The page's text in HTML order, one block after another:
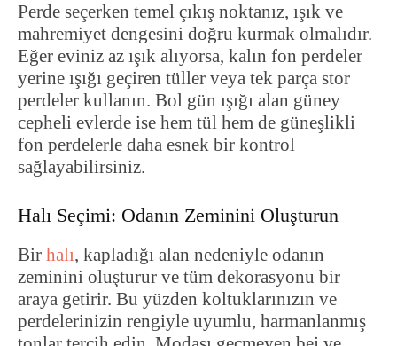
Perde seçerken temel çıkış noktanız, ışık ve
mahremiyet dengesini doğru kurmak olmalıdır.
Eğer eviniz az ışık alıyorsa, kalın fon perdeler
yerine ışığı geçiren tüller veya tek parça stor
perdeler kullanın. Bol gün ışığı alan güney
cepheli evlerde ise hem tül hem de güneşlikli
fon perdelerle daha esnek bir kontrol
sağlayabilirsiniz.
Halı Seçimi: Odanın Zeminini Oluşturun
Bir halı, kapladığı alan nedeniyle odanın
zeminini oluşturur ve tüm dekorasyonu bir
araya getirir. Bu yüzden koltuklarınızın ve
perdelerinizin rengiyle uyumlu, harmanlanmış